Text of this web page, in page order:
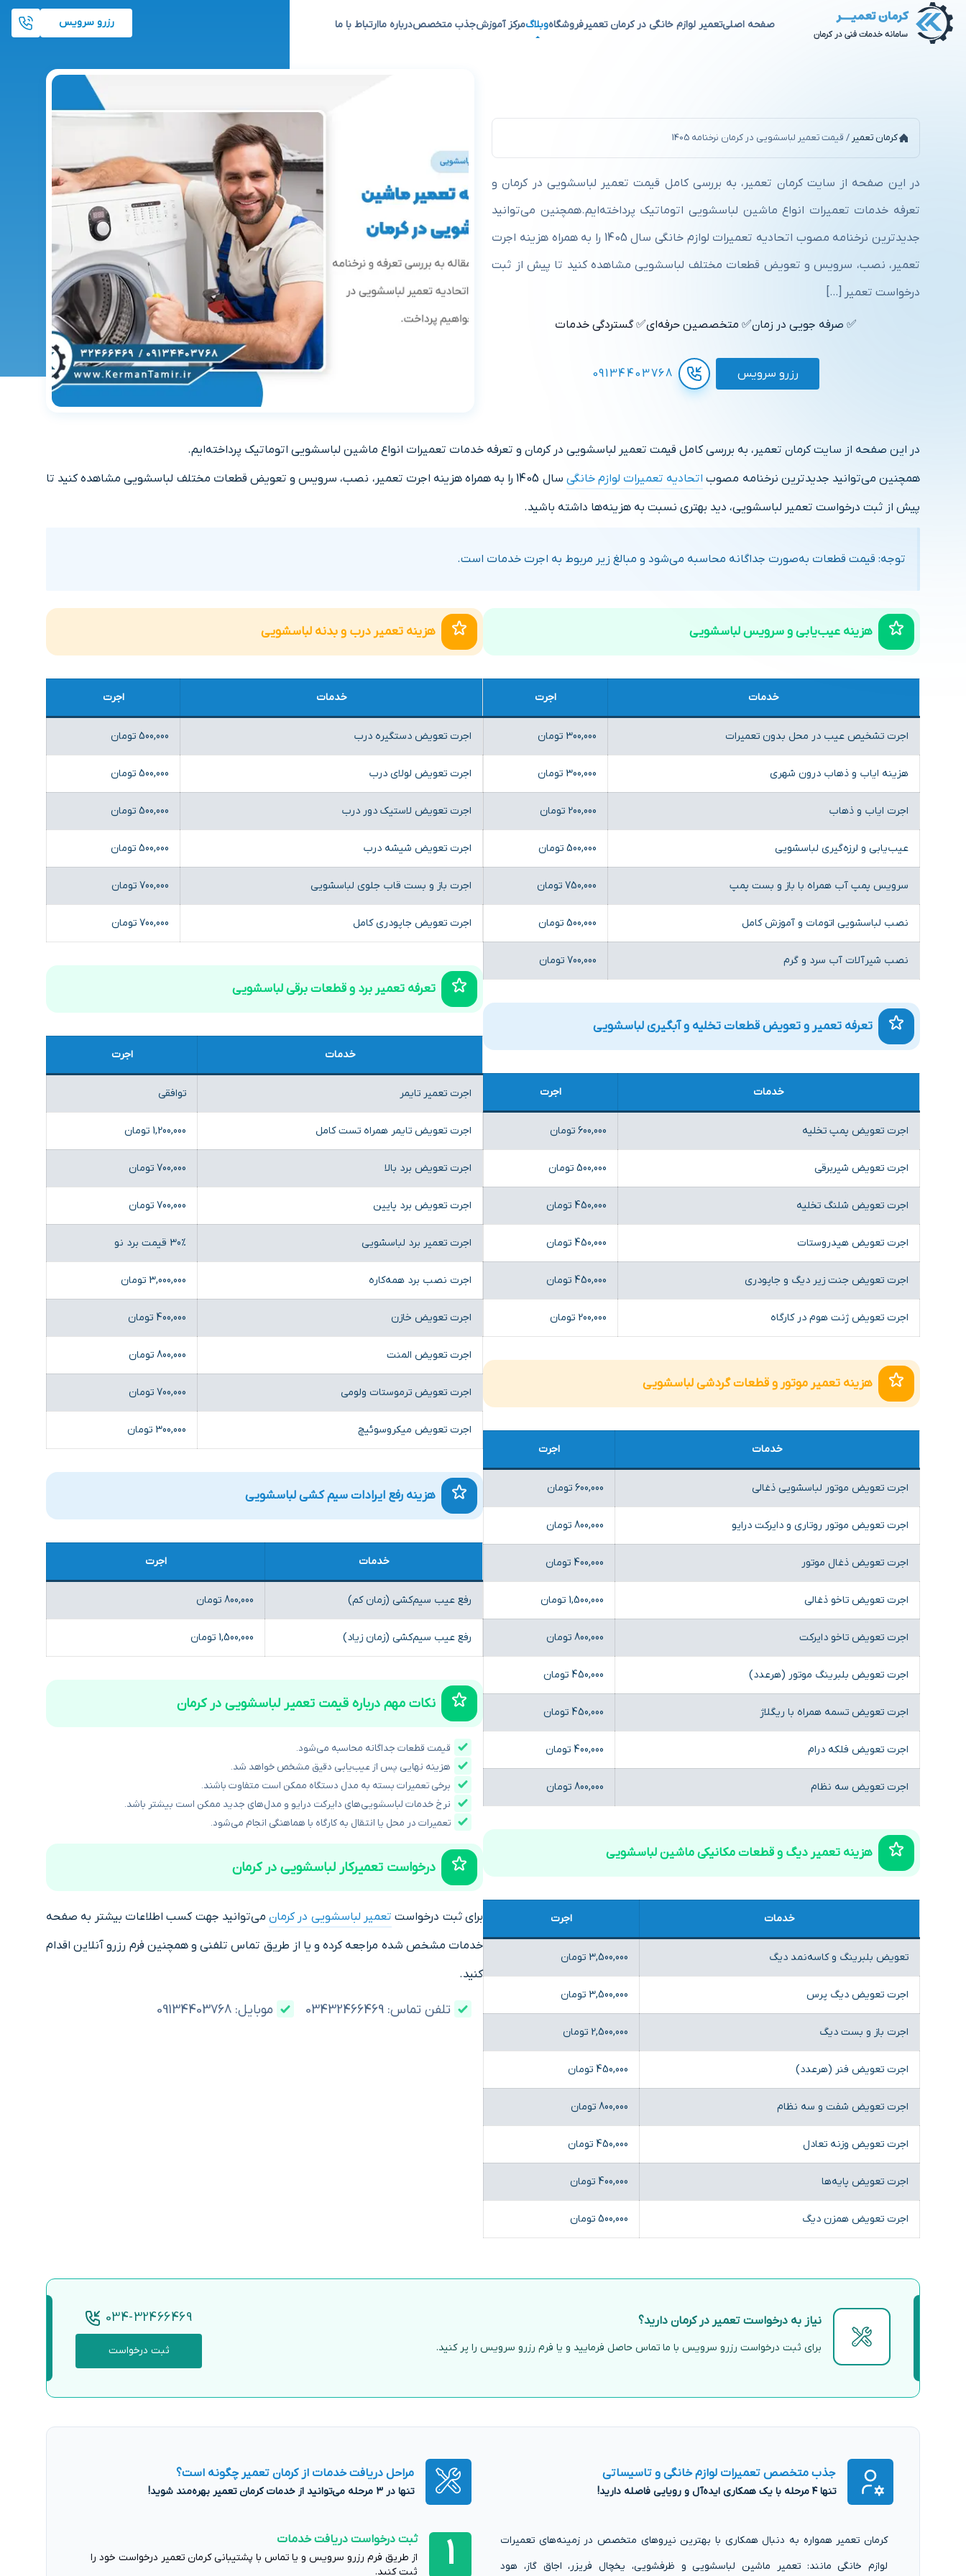
صفحه اصلیتعمیر لوازم خانگی در کرمان تعمیرفروشگاهوبلاگمرکز آموزشجذب متخصصدرباره ماارتباط با ما رزرو سرویس
کرمان تعمیر / قیمت تعمیر لباسشویی در کرمان نرخنامه 1405
در این صفحه از سایت کرمان تعمیر، به بررسی کامل قیمت تعمیر لباسشویی در کرمان و
تعرفه خدمات تعمیرات انواع ماشین لباسشویی اتوماتیک پرداخته‌ایم.همچنین می‌توانید
جدیدترین نرخنامه مصوب اتحادیه تعمیرات لوازم خانگی سال 1405 را به‌ همراه هزینه اجرت
تعمیر، نصب، سرویس و تعویض قطعات مختلف لباسشویی مشاهده کنید تا پیش از ثبت
درخواست تعمیر […]
✅ صرفه جویی در زمان✅ متخصصین حرفه‌ای✅ گستردگی خدمات
رزرو سرویس 09134403768
در این صفحه از سایت کرمان تعمیر، به بررسی کامل قیمت تعمیر لباسشویی در کرمان و تعرفه خدمات تعمیرات انواع ماشین لباسشویی اتوماتیک پرداخته‌ایم.
همچنین می‌توانید جدیدترین نرخنامه مصوب اتحادیه تعمیرات لوازم خانگی
سال 1405 را به‌ همراه هزینه اجرت تعمیر، نصب، سرویس و تعویض قطعات مختلف لباسشویی مشاهده کنید تا
پیش از ثبت درخواست تعمیر لباسشویی، دید بهتری نسبت به هزینه‌ها داشته باشید.
توجه: قیمت قطعات به‌صورت جداگانه محاسبه می‌شود و مبالغ زیر مربوط به اجرت خدمات است.
هزینه عیب‌یابی و سرویس لباسشویی
خدمات اجرت
اجرت تشخیص عیب در محل بدون تعمیرات 300,000 تومان
هزینه ایاب و ذهاب درون شهری 300,000 تومان
اجرت ایاب و ذهاب 200,000 تومان
عیب‌یابی و لرزه‌گیری لباسشویی 500,000 تومان
سرویس پمپ آب همراه با باز و بست پمپ 750,000 تومان
نصب لباسشویی اتومات و آموزش کامل 500,000 تومان
نصب شیرآلات آب سرد و گرم 700,000 تومان
تعرفه تعمیر و تعویض قطعات تخلیه و آبگیری لباسشویی
خدمات اجرت
اجرت تعویض پمپ تخلیه 600,000 تومان
اجرت تعویض شیربرقی 500,000 تومان
اجرت تعویض شلنگ تخلیه 450,000 تومان
اجرت تعویض هیدروستات 450,000 تومان
اجرت تعویض جنت زیر دیگ و جاپودری 450,000 تومان
اجرت تعویض ژنت هوم در کارگاه 200,000 تومان
هزینه تعمیر موتور و قطعات گردشی لباسشویی
خدمات اجرت
اجرت تعویض موتور لباسشویی ذغالی 600,000 تومان
اجرت تعویض موتور روتاری و دایرکت درایو 800,000 تومان
اجرت تعویض ذغال موتور 400,000 تومان
اجرت تعویض تاخو ذغالی 1,500,000 تومان
اجرت تعویض تاخو دایرکت 800,000 تومان
اجرت تعویض بلبرینگ موتور (هرعدد) 450,000 تومان
اجرت تعویض تسمه همراه با ریگلاژ 450,000 تومان
اجرت تعویض فلکه درام 400,000 تومان
اجرت تعویض سه نظام 800,000 تومان
هزینه تعمیر دیگ و قطعات مکانیکی ماشین لباسشویی
خدمات اجرت
تعویض بلبرینگ و کاسه‌نمد دیگ 3,500,000 تومان
اجرت تعویض دیگ پرس 3,500,000 تومان
اجرت باز و بست دیگ 2,500,000 تومان
اجرت تعویض فنر (هرعدد) 450,000 تومان
اجرت تعویض شفت و سه نظام 800,000 تومان
اجرت تعویض وزنه تعادل 450,000 تومان
اجرت تعویض پایه‌ها 400,000 تومان
اجرت تعویض همزن دیگ 500,000 تومان
هزینه تعمیر درب و بدنه لباسشویی
خدمات اجرت
اجرت تعویض دستگیره درب 500,000 تومان
اجرت تعویض لولای درب 500,000 تومان
اجرت تعویض لاستیک دور درب 500,000 تومان
اجرت تعویض شیشه درب 500,000 تومان
اجرت باز و بست قاب جلوی لباسشویی 700,000 تومان
اجرت تعویض جاپودری کامل 700,000 تومان
تعرفه تعمیر برد و قطعات برقی لباسشویی
خدمات اجرت
اجرت تعمیر تایمر توافقی
اجرت تعویض تایمر همراه تست کامل 1,200,000 تومان
اجرت تعویض برد بالا 700,000 تومان
اجرت تعویض برد پایین 700,000 تومان
اجرت تعمیر برد لباسشویی 30٪ قیمت برد نو
اجرت نصب برد همه‌کاره 3,000,000 تومان
اجرت تعویض خازن 400,000 تومان
اجرت تعویض المنت 800,000 تومان
اجرت تعویض ترموستات ولومی 700,000 تومان
اجرت تعویض میکروسوئیچ 300,000 تومان
هزینه رفع ایرادات سیم‌ کشی لباسشویی
خدمات اجرت
رفع عیب سیم‌کشی (زمان کم) 800,000 تومان
رفع عیب سیم‌کشی (زمان زیاد) 1,500,000 تومان
نکات مهم درباره قیمت تعمیر لباسشویی در کرمان
قیمت قطعات جداگانه محاسبه می‌شود.
هزینه نهایی پس از عیب‌یابی دقیق مشخص خواهد شد.
برخی تعمیرات بسته به مدل دستگاه ممکن است متفاوت باشند.
نرخ خدمات لباسشویی‌های دایرکت درایو و مدل‌های جدید ممکن است بیشتر باشد.
تعمیرات در محل یا انتقال به کارگاه با هماهنگی انجام می‌شود.
درخواست تعمیرکار لباسشویی در کرمان
برای ثبت درخواست تعمیر لباسشویی در کرمانمی‌توانید جهت کسب اطلاعات بیشتر به صفحه
خدمات مشخص شده مراجعه کرده و یا از طریق تماس تلفنی و همچنین فرم رزرو آنلاین اقدام
کنید.
تلفن تماس: 03432466469 موبایل: 09134403768
نیاز به درخواست تعمیر در کرمان دارید؟
برای ثبت درخواست رزرو سرویس با ما تماس حاصل فرمایید و یا فرم رزرو سرویس را پر کنید.
034-32466469
ثبت درخواست
جذب متخصص تعمیرات لوازم خانگی و تاسیساتی
تنها ۴ مرحله با یک همکاری ایده‌آل و رویایی فاصله دارید!
کرمان تعمیر همواره به دنبال همکاری با بهترین نیروهای متخصص در زمینه‌های تعمیرات
لوازم خانگی مانند: تعمیر ماشین لباسشویی و ظرفشویی، یخچال فریزر، اجاق گاز، هود
مراحل دریافت خدمات از کرمان تعمیر چگونه است؟
تنها در 3 مرحله می‌توانید از خدمات کرمان تعمیر بهره‌مند شوید!
1 ثبت درخواست دریافت خدمات
از طریق فرم رزرو سرویس و یا تماس با پشتیبانی کرمان تعمیر درخواست خود را
ثبت کنید.